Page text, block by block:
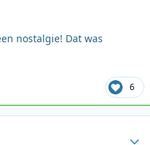
nostalgie! Dat was
6